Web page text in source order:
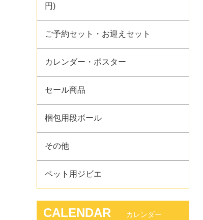
円)
ご予約セット・お迎えセット
カレンダー・ポスター
セール商品
梱包用段ボール
その他
ペット用ジビエ
CALENDAR カレンダー